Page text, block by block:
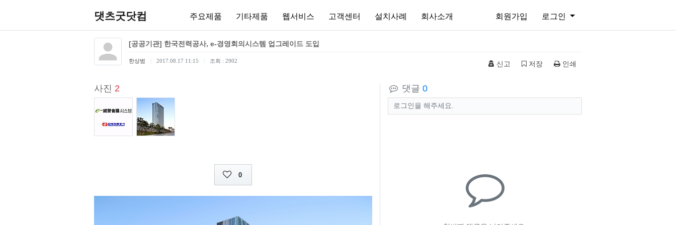
댓츠굿닷컴 주요제품 기타제품 웹서비스 고객센터 설치사례 회사소개 회원가입 로그인
[공공기관] 한국전력공사, e-경영회의시스템 업그레이드 도입
한상범 2017.08.17 11:15 조회 : 2902 신고 저장 인쇄
사진 2
0
댓글 0